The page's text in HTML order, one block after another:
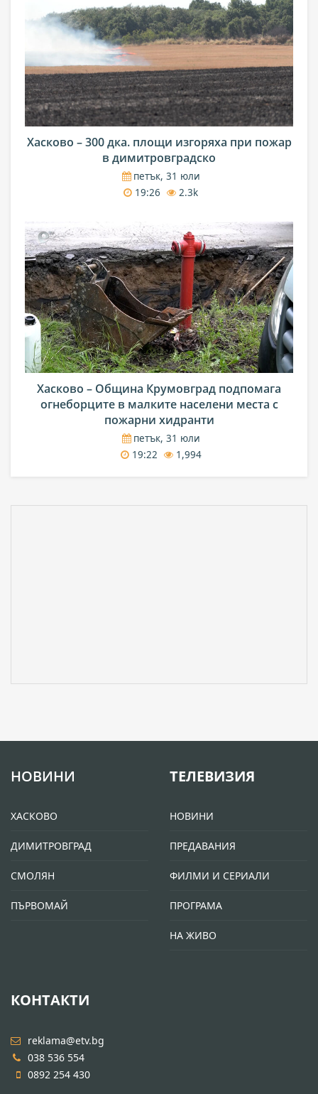
Хасково – 300 дка. площи изгоряха при пожар
в димитровградско
петък, 31 юли
19:26
2.3k
Хасково – Община Крумовград подпомага
огнеборците в малките населени места с
пожарни хидранти
петък, 31 юли
19:22
1,994
НОВИНИ
ХАСКОВО
ДИМИТРОВГРАД
СМОЛЯН
ПЪРВОМАЙ
ТЕЛЕВИЗИЯ
НОВИНИ
ПРЕДАВАНИЯ
ФИЛМИ И СЕРИАЛИ
ПРОГРАМА
НА ЖИВО
КОНТАКТИ
reklama@etv.bg
038 536 554
0892 254 430